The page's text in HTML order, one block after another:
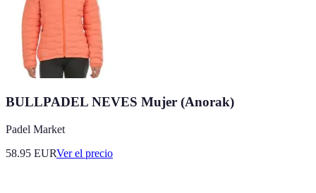
BULLPADEL NEVES Mujer (Anorak)
Padel Market
58.95 EURVer el precio